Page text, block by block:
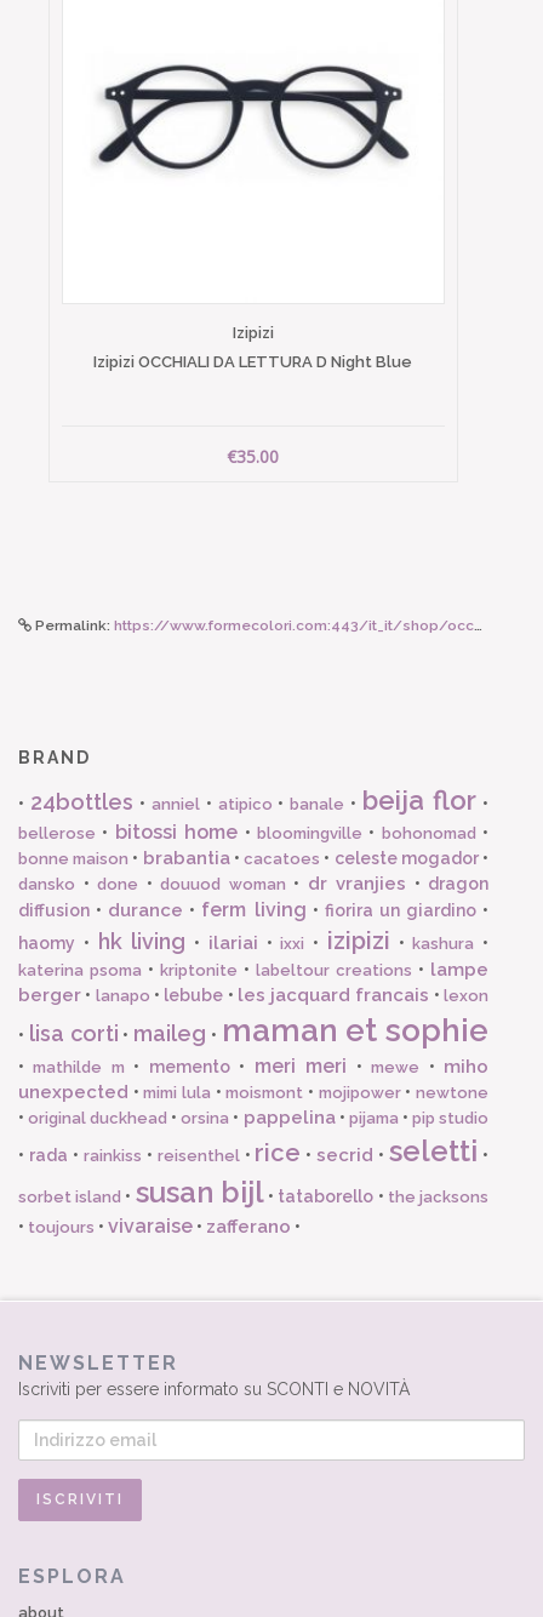
Izipizi
Izipizi OCCHIALI DA LETTURA D Night Blue
€35.00
Permalink: https://www.formecolori.com:443/it_it/shop/occhiali_da_sole/0-12_mesi_baby/izipizi_occhiali_da_sole_baby_0_9_pastel_pink/1554
BRAND
• 24bottles • anniel• atipico •banale • beija flor •
bellerose • bitossi home • bloomingville • bohonomad •
bonne maison • brabantia•cacatoes • celeste mogador•
dansko • done • douuod woman • dr vranjies • dragon
diffusion • durance • ferm living • fiorira un giardino•
haomy • hk living • ilariai •ixxi • izipizi •kashura •
katerina psoma • kriptonite • labeltour creations • lampe
berger • lanapo • lebube • les jacquard francais •lexon
• lisa corti • maileg • maman et sophie
•mathilde m • memento• meri meri •mewe • miho
unexpected •mimi lula •moismont • mojipower•newtone
•original duckhead •orsina • pappelina• pijama • pip studio
• rada • rainkiss • reisenthel• rice •secrid •seletti •
sorbet island • susan bijl• tataborello • the jacksons
• toujours • vivaraise • zafferano •
NEWSLETTER
Iscriviti per essere informato su SCONTI e NOVITÀ
ESPLORA
about